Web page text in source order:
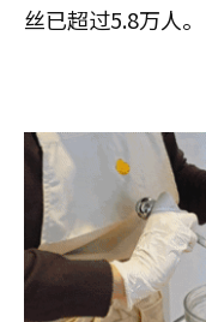
丝已超过5.8万人。